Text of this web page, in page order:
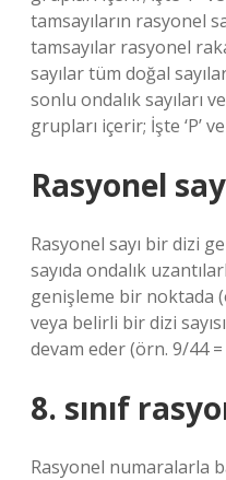
tamsayıların rasyonel
tamsayılar rasyonel
sayılar tüm doğal
sonlu ondalık sayıları
grupları içerir; İşte ‘P’
Rasyonel
Rasyonel sayı bir dizi
sayıda ondalık
genişleme bir noktada
veya belirli bir dizi
devam eder (örn. 9/44 =
8. sınıf
Rasyonel numaralarla